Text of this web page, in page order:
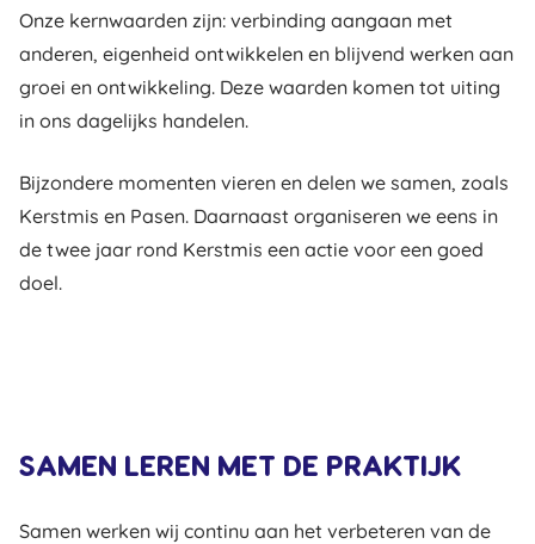
Onze kernwaarden zijn: verbinding aangaan met
anderen, eigenheid ontwikkelen en blijvend werken aan
groei en ontwikkeling. Deze waarden komen tot uiting
in ons dagelijks handelen.
Bijzondere momenten vieren en delen we samen, zoals
Kerstmis en Pasen. Daarnaast organiseren we eens in
de twee jaar rond Kerstmis een actie voor een goed
doel.
SAMEN LEREN MET DE PRAKTIJK
Samen werken wij continu aan het verbeteren van de